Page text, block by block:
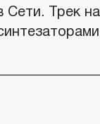
Трек